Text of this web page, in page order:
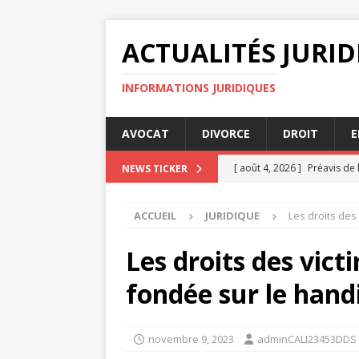
ACTUALITÉS
INFORMATIONS JURIDIQUES
AVOCAT DIVORCE DROIT
NEWS TICKER [ août 4, 2026 ] Préavis
JURIDIQUE
[ juillet 31, 2026 ]
Les
[ août 4, 2026 ]
Avocats
ACCUEIL JURIDIQUE Les droits
Les droits des
fondée sur le
novembre 9, 2023 adminCALI23453DDS